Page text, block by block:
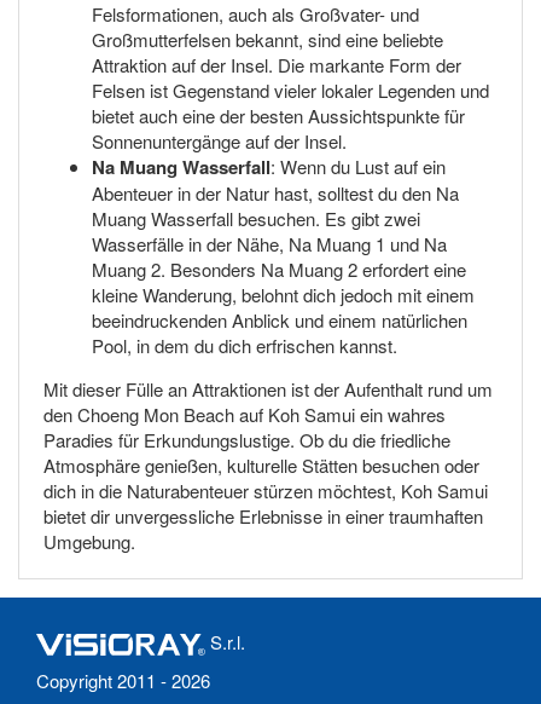
Felsformationen, auch als Großvater- und
Großmutterfelsen bekannt, sind eine beliebte
Attraktion auf der Insel. Die markante Form der
Felsen ist Gegenstand vieler lokaler Legenden und
bietet auch eine der besten Aussichtspunkte für
Sonnenuntergänge auf der Insel.
Na Muang Wasserfall: Wenn du Lust auf ein
Abenteuer in der Natur hast, solltest du den Na
Muang Wasserfall besuchen. Es gibt zwei
Wasserfälle in der Nähe, Na Muang 1 und Na
Muang 2. Besonders Na Muang 2 erfordert eine
kleine Wanderung, belohnt dich jedoch mit einem
beeindruckenden Anblick und einem natürlichen
Pool, in dem du dich erfrischen kannst.
Mit dieser Fülle an Attraktionen ist der Aufenthalt rund um
den Choeng Mon Beach auf Koh Samui ein wahres
Paradies für Erkundungslustige. Ob du die friedliche
Atmosphäre genießen, kulturelle Stätten besuchen oder
dich in die Naturabenteuer stürzen möchtest, Koh Samui
bietet dir unvergessliche Erlebnisse in einer traumhaften
Umgebung.
S.r.l.
Copyright 2011 - 2026